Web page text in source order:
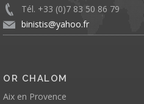
Tél. +33 (0)7 83 50 86 79
binistis@yahoo.fr
OR CHALOM
Aix en Provence